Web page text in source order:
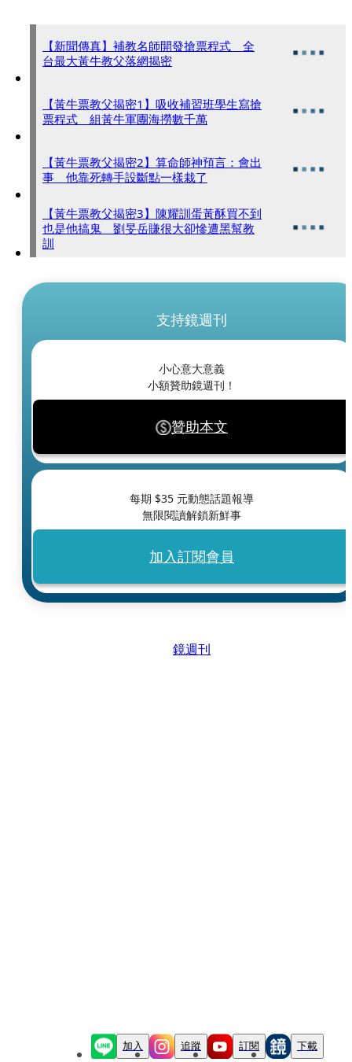
【新聞傳真】補教名師開發搶票程式 全
台最大黃牛教父落網揭密
【黃牛票教父揭密1】吸收補習班學生寫搶
票程式 組黃牛軍團海撈數千萬
【黃牛票教父揭密2】算命師神預言：會出
事 他靠死轉手設斷點一樣栽了
【黃牛票教父揭密3】陳耀訓蛋黃酥買不到
也是他搞鬼 劉旻岳賺很大卻慘遭黑幫教
訓
支持鏡週刊
小心意大意義
小額贊助鏡週刊！
贊助本文
每期 $35 元動態話題報導
無限閱讀解鎖新鮮事
加入訂閱會員
鏡週刊
加入 追蹤 訂閱 下載